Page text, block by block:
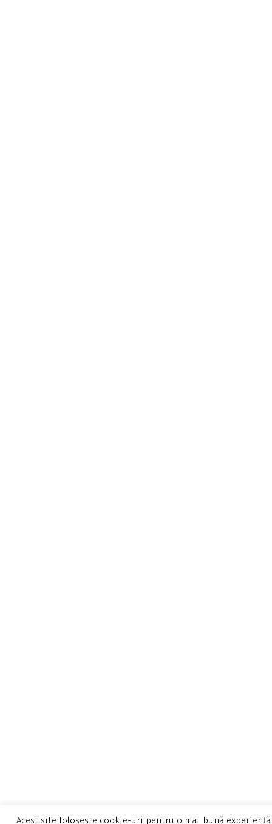
Acest site folosește cookie-uri pentru o mai bună